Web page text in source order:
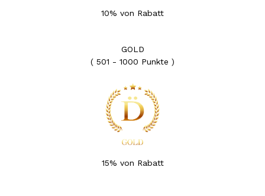
10% von Rabatt
GOLD
( 501 - 1000 Punkte )
15% von Rabatt